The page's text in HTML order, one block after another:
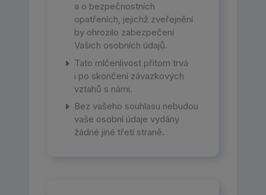
a o bezpečnostních
opatřeních, jejichž zveřejnění
by ohrozilo zabezpečení
Vašich osobních údajů.
Tato mlčenlivost přitom trvá
i po skončení závazkových
vztahů s námi.
Bez vašeho souhlasu nebudou
vaše osobní údaje vydány
žádné jiné třetí straně.